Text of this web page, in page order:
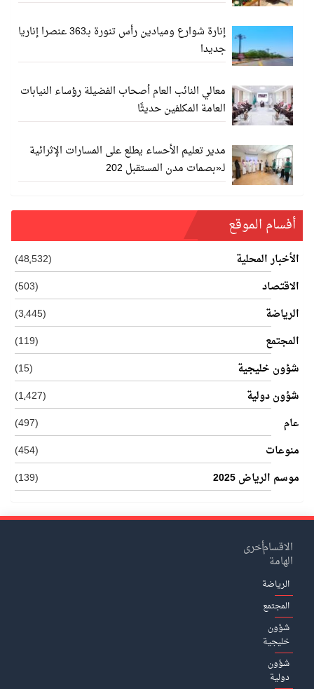
إنارة شوارع وميادين رأس تنورة بـ363 عنصرا إناريا
جديدا
معالي النائب العام أصحاب الفضيلة رؤساء النيابات
العامة المكلفين حديثًا
مدير تعليم الأحساء يطلع على المسارات الإثرائية
لـ«بصمات مدن المستقبل 202
أفسام الموقع
الأخبار المحلية
(48٬532)
الاقتصاد
(503)
الرياضة
(3٬445)
المجتمع
(119)
شؤون خليجية
(15)
شؤون دولية
(1٬427)
عام
(497)
منوعات
(454)
موسم الرياض 2025
(139)
الاقسام
الهامة
الرياضة
المجتمع
شؤون
خليجية
شؤون
دولية
أخرى